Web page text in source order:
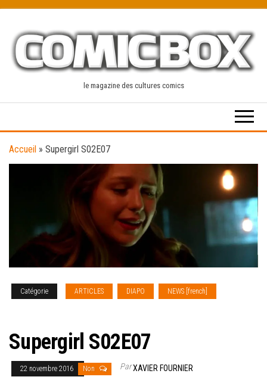
content
le magazine des cultures comics
Accueil » Supergirl S02E07
Catégorie ARTICLES DIAPO NEWS [french]
Supergirl S02E07
22 novembre 2016 Non ParXAVIER FOURNIER